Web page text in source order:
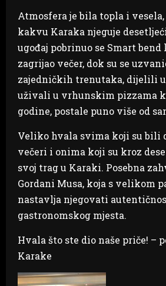
Atmosfera je bila topla i vesela,
kakvu Karaka njeguje
ugođaj pobrinuo se Smart bend
zagrijao večer, dok su se
zajedničkih trenutaka, dijelili
uživali u vrhunskim pizzama
godine, postale puno više od
Veliko hvala svima koji su bili
večeri i onima koji su kroz
svoj trag u Karaki. Posebna
Gordani Musa, koja s velikom
nastavlja njegovati
gastronomskog mjesta.
Hvala što ste dio naše priče! –
Karake